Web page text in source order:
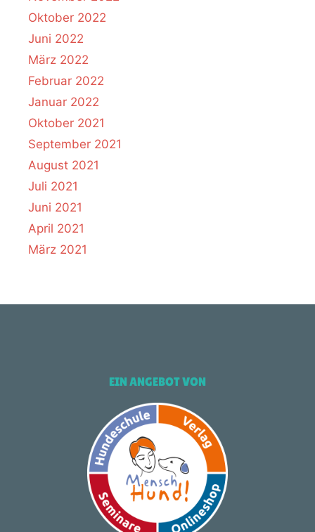
Oktober 2022
Juni 2022
März 2022
Februar 2022
Januar 2022
Oktober 2021
September 2021
August 2021
Juli 2021
Juni 2021
April 2021
März 2021
EIN ANGEBOT VON